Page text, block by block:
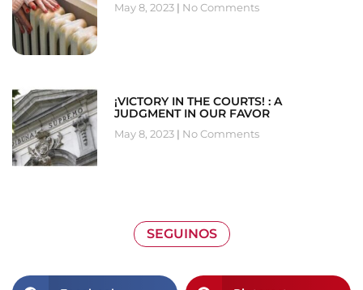
May 8, 2023 No Comments
¡VICTORY IN THE COURTS! : A
JUDGMENT IN OUR FAVOR
May 8, 2023 No Comments
SEGUINOS